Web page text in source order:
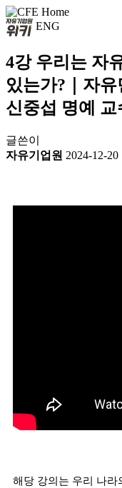
ENG
4강 우리는 자
있는가?｜자유
신중섭 명예 교
글쓴이
자유기업원 2024-12-20
해당 강의는 우리 나라